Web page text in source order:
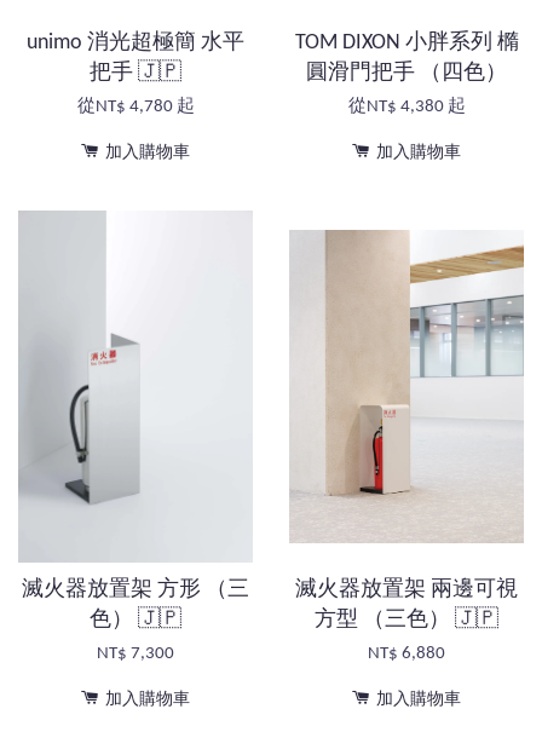
unimo 消光超極簡 水平
把手 🇯🇵
從 NT$ 4,780 起
加入購物車
TOM DIXON 小胖系列 橢
圓滑門把手 （四色）
從 NT$ 4,380 起
加入購物車
滅火器放置架 方形 （三
色） 🇯🇵
NT$ 7,300
加入購物車
滅火器放置架 兩邊可視
方型 （三色） 🇯🇵
NT$ 6,880
加入購物車